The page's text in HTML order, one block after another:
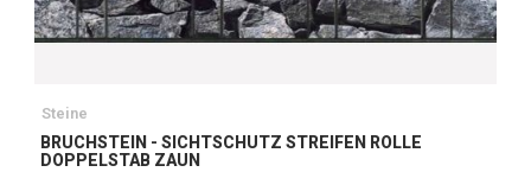
Steine
BRUCHSTEIN - SICHTSCHUTZ STREIFEN ROLLE
DOPPELSTAB ZAUN